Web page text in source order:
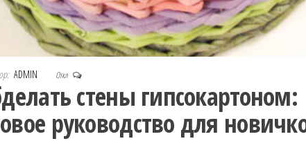
ADMIN Откл
стены гипсокартоном:
руководство для